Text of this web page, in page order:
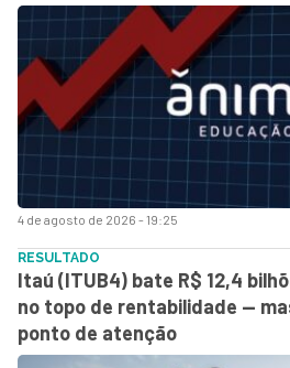
4 de agosto de 2026 - 19:25
RESULTADO
Itaú (ITUB4) bate R$ 12,4
no topo de rentabilidade —
ponto de atenção